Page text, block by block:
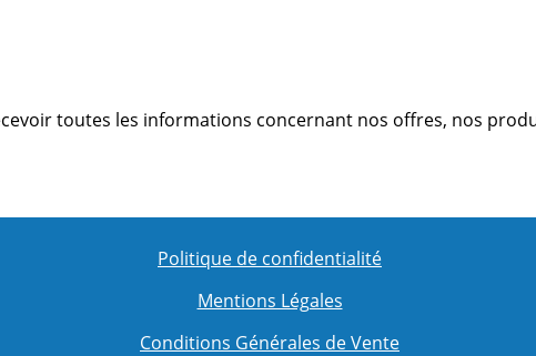
toutes les informations concernant nos offres, nos
Politique de confidentialité
Mentions Légales
Conditions Générales de Vente